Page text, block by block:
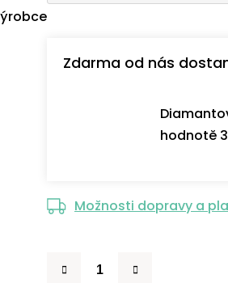
Zdarma od nás
hodnotě
Možnosti dopravy a